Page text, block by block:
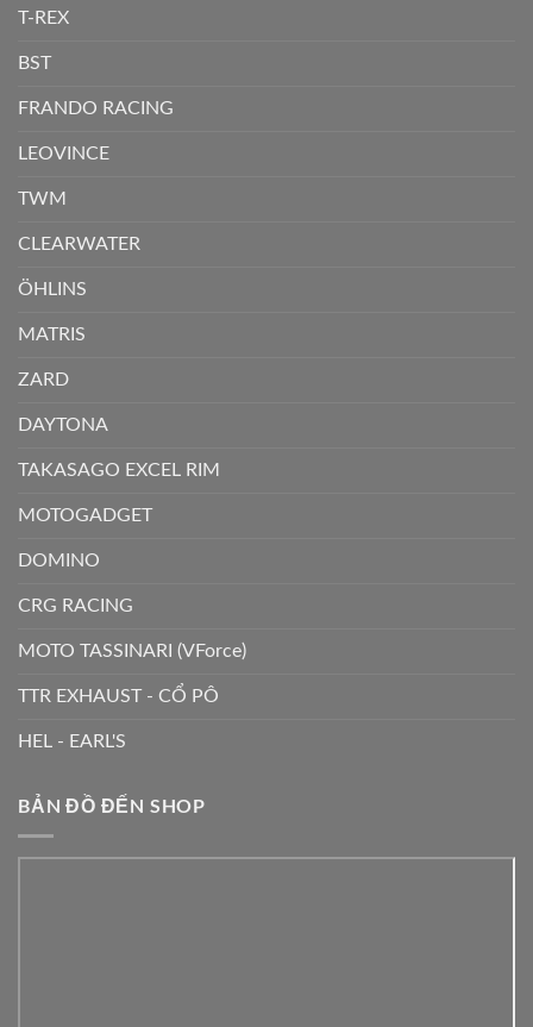
T-REX
BST
FRANDO RACING
LEOVINCE
TWM
CLEARWATER
ÖHLINS
MATRIS
ZARD
DAYTONA
TAKASAGO EXCEL RIM
MOTOGADGET
DOMINO
CRG RACING
MOTO TASSINARI (VForce)
TTR EXHAUST - CỔ PÔ
HEL - EARL'S
BẢN ĐỒ ĐẾN SHOP